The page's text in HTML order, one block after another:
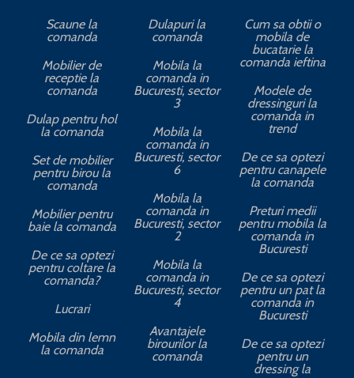
Scaune la
comanda
Mobilier de
receptie la
comanda
Dulap pentru hol
la comanda
Set de mobilier
pentru birou la
comanda
Mobilier pentru
baie la comanda
De ce sa optezi
pentru coltare la
comanda?
Lucrari
Mobila din lemn
la comanda
Dulapuri la
comanda
Mobila la
comanda in
Bucuresti, sector
3
Mobila la
comanda in
Bucuresti, sector
6
Mobila la
comanda in
Bucuresti, sector
2
Mobila la
comanda in
Bucuresti, sector
4
Avantajele
birourilor la
comanda
Cum sa obtii o
mobila de
bucatarie la
comanda ieftina
Modele de
dressinguri la
comanda in
trend
De ce sa optezi
pentru canapele
la comanda
Preturi medii
pentru mobila la
comanda in
Bucuresti
De ce sa optezi
pentru un pat la
comanda in
Bucuresti
De ce sa optezi
pentru un
dressing la